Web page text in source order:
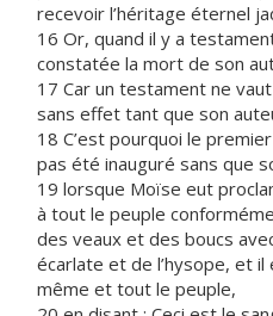
recevoir l’héritage éternel
16 Or, quand il y a
constatée la mort de son
17 Car un testament ne
sans effet tant que son
18 C’est pourquoi le
pas été inauguré sans que
19 lorsque Moïse eut
à tout le peuple
des veaux et des boucs
écarlate et de l’hysope, et
même et tout le peuple,